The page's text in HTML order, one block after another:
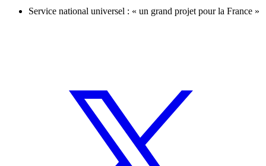
Service national universel : « un grand projet pour la France »